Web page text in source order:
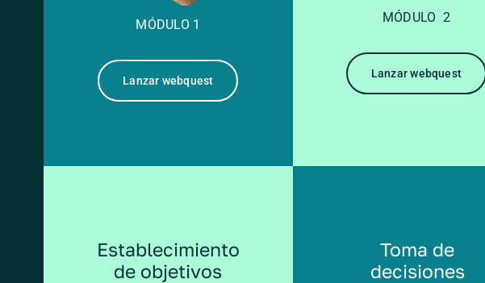
MÓDULO 1
Lanzar webquest
MÓDULO 2
Lanzar webquest
Establecimiento
de objetivos
Toma de
decisiones